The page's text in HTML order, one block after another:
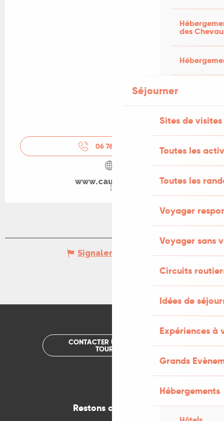
des
Séjourner
Sites de visites
Toutes les
Toutes les
Voyager
Voyager sans
Circuits
Idées de
Expériences à
Grands
Hébergements
06 76 36 93
www.cauvaldor.fr
Signaler une erreur
CONTACTER UN OFFICE DE
TOURISME
Restons connectés